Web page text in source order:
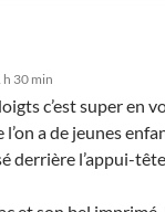
30 min
c’est super en
l’on a de jeunes
derrière l’appui-